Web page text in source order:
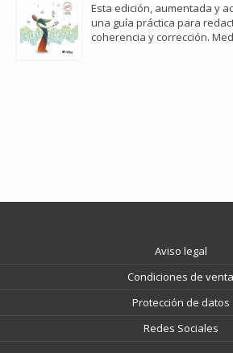
Esta edición, aumentada y
una guía práctica para
coherencia y corrección.
Aviso legal
Condiciones de venta
Protección de datos
Redes Sociales